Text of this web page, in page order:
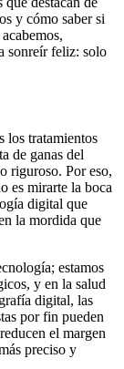
y cómo saber si
sonreír feliz: solo
los tratamientos
de ganas del
riguroso. Por eso,
es mirarte la boca
digital que
la mordida que
estamos
y en la salud
digital, las
por fin pueden
el margen
preciso y